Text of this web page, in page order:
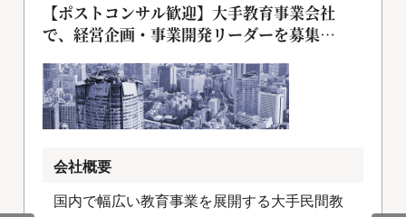
【ポストコンサル歓迎】大手教育事業会社
で、経営企画・事業開発リーダーを募集
会社概要
国内で幅広い教育事業を展開する大手民間教